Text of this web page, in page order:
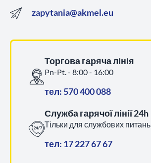
zapytania@akmel.eu
Торгова гаряча лінія
Pn-Pt. - 8:00 - 16:00
тел: 570 400 088
Служба гарячої лінії 24h
Тільки для службових питань
тел: 17 227 67 67